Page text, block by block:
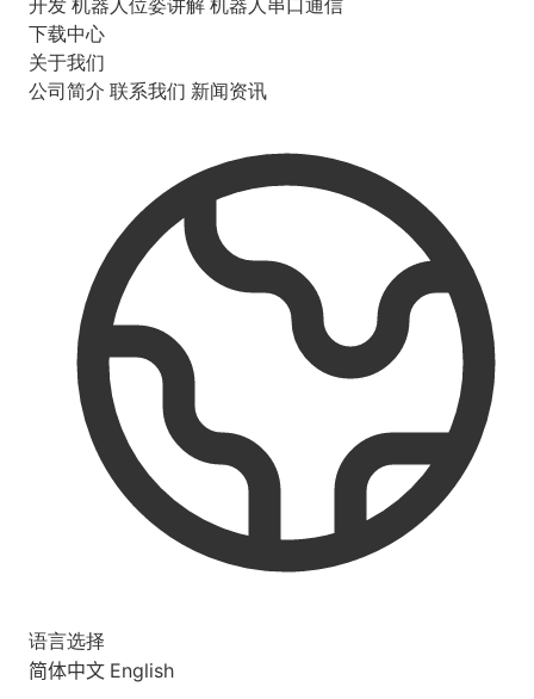
下载中心
关于我们
公司简介 联系我们 新闻资讯
语言选择
简体中文 English